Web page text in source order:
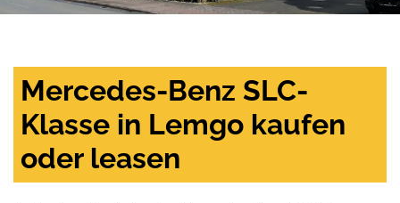
Mercedes-Benz SLC-
Klasse in Lemgo kaufen
oder leasen